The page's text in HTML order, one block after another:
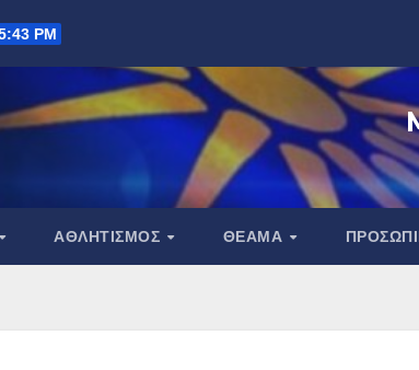
PM
ΑΘΛΗΤΙΣΜΌΣ ΘΈΑΜΑ